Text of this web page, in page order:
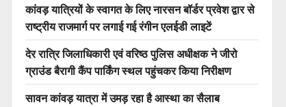
कांवड़ यात्रियों के स्वागत के लिए नारसन बॉर्डर प्रवेश द्वार से
राष्ट्रीय राजमार्ग पर लगाई गई रंगीन एलईडी लाइटें
देर रात्रि जिलाधिकारी एवं वरिष्ठ पुलिस अधीक्षक ने जीरो
ग्राउंड बैरागी कैंप पार्किंग स्थल पहुंचकर किया निरीक्षण
सावन कांवड़ यात्रा में उमड़ रहा है आस्था का सैलाब